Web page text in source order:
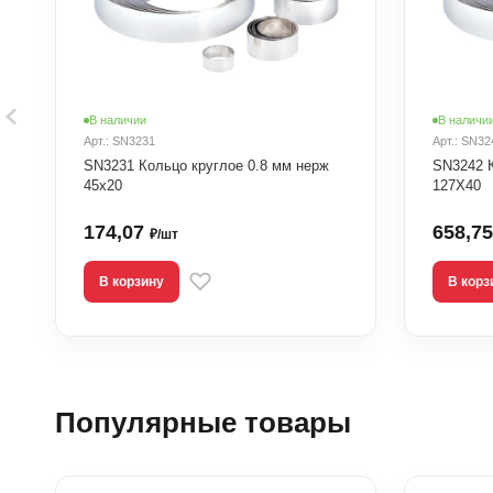
В наличии
Арт.: SN3231
SN3231 Кольцо круглое 0.8 мм нерж
45х20
174,07 ₽/шт
В корзину
В
Арт.:
SN3242
127X40
В
Популярные товары